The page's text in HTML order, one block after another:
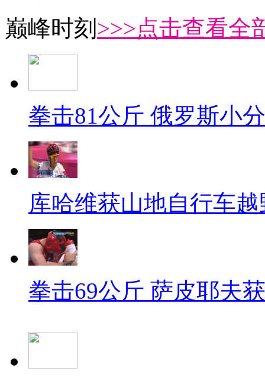
巅峰时刻 >>>点击查看全
拳击81公斤 俄罗斯小
库哈维获山地自行车
拳击69公斤 萨皮耶夫